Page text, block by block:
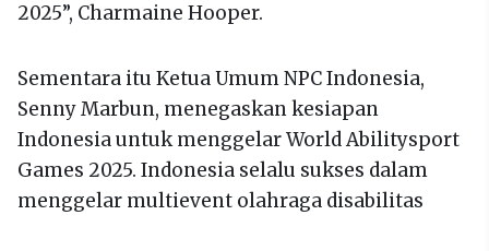
2025”, Charmaine Hooper.
Sementara itu Ketua Umum NPC Indonesia,
Senny Marbun, menegaskan kesiapan
Indonesia untuk menggelar World Abilitysport
Games 2025. Indonesia selalu sukses dalam
menggelar multievent olahraga disabilitas